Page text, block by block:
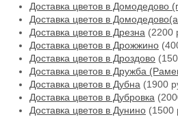
Доставка цветов в Домодедово
Доставка цветов в
Доставка цветов в Дрезна (2200
Доставка цветов в Дрожжино
Доставка цветов в Дроздово
Доставка цветов в Дружба
Доставка цветов в Дубна (1900
Доставка цветов в Дубровка
Доставка цветов в Дунино (1500